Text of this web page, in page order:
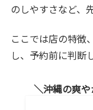
のしやすさなど、
ここでは店の特徴
し、予約前に判断
沖縄の爽